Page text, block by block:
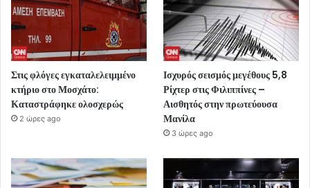
Στις φλόγες εγκαταλελειμμένο
κτήριο στο Μοσχάτο:
Καταστράφηκε ολοσχερώς
2 ώρες ago
Ισχυρός σεισμός μεγέθους 5,8
Ρίχτερ στις Φιλιππίνες –
Αισθητός στην πρωτεύουσα
Μανίλα
3 ώρες ago